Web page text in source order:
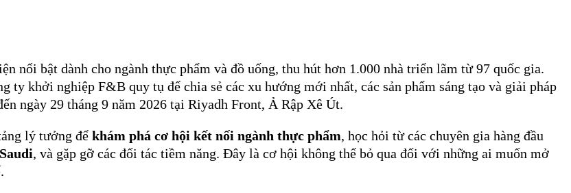
nổi bật dành cho ngành thực phẩm và đồ uống, thu hút hơn 1.000 nhà triển lãm từ 97 quốc gia.
ty khởi nghiệp F&B quy tụ để chia sẻ các xu hướng mới nhất, các sản phẩm sáng tạo và giải pháp
ngày 29 tháng 9 năm 2026 tại Riyadh Front, Ả Rập Xê Út.
lý tưởng để khám phá cơ hội kết nối ngành thực phẩm, học hỏi từ các chuyên gia hàng đầu
, và gặp gỡ các đối tác tiềm năng. Đây là cơ hội không thể bỏ qua đối với những ai muốn mở